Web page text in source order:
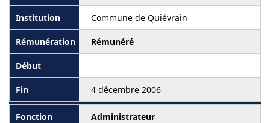
Commune de Quiévrain
Rémunéré
4 décembre 2006
Administrateur